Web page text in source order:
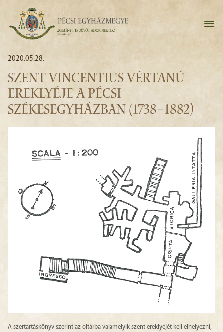
2020.05.28.
SZENT VINCENTIUS VÉRTANÚ
EREKLYÉJE A PÉCSI
SZÉKESEGYHÁZBAN (1738–1882)
A szertartáskönyv szerint az oltárba valamelyik szent ereklyéjét kell elhelyezni,